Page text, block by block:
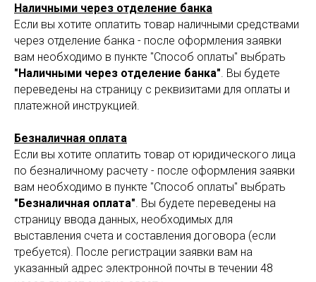
Наличными через отделение банка
Если вы хотите оплатить товар наличными средствами
через отделение банка - после оформления заявки
вам необходимо в пункте "Способ оплаты" выбрать
"Наличными через отделение банка". Вы будете
переведены на страницу с реквизитами для оплаты и
платежной инструкцией.
Безналичная оплата
Если вы хотите оплатить товар от юридического лица
по безналичному расчету - после оформления заявки
вам необходимо в пункте "Способ оплаты" выбрать
"Безналичная оплата". Вы будете переведены на
страницу ввода данных, необходимых для
выставления счета и составления договора (если
требуется). После регистрации заявки вам на
указанный адрес электронной почты в течении 48